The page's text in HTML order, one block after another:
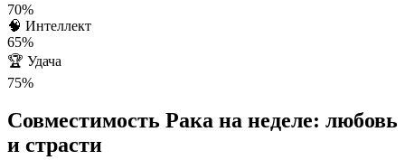
70%
🧠 Интеллект
65%
🏆 Удача
75%
Совместимость Рака на неделе: любовь
и страсти